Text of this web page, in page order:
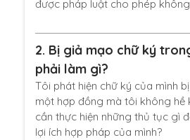
được pháp luật cho phép
2. Bị giả mạo chữ ký
phải làm gì?
Tôi phát hiện chữ ký của mình
một hợp đồng mà tôi không hề
cần thực hiện những thủ tục gì
lợi ích hợp pháp của mình?